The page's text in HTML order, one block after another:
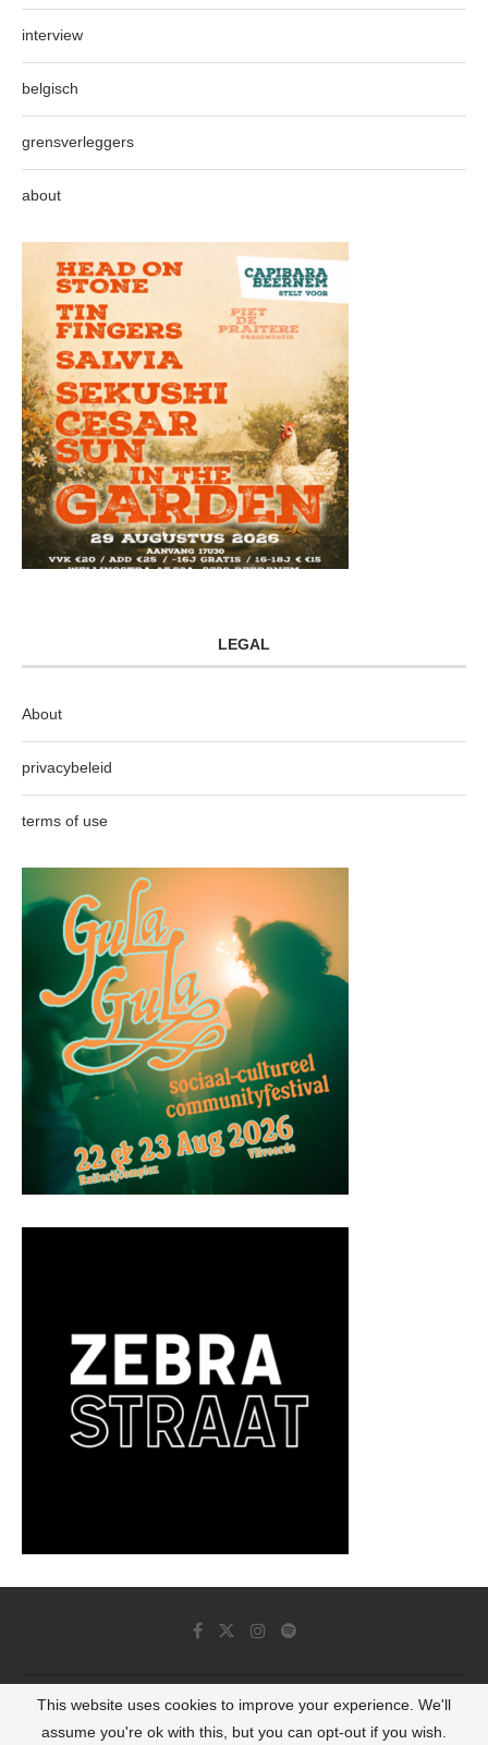
interview
belgisch
grensverleggers
about
LEGAL
About
privacybeleid
terms of use
© 2022 - Luminous Dash All Rights Reserved
This website uses cookies to improve your experience. We'll
assume you're ok with this, but you can opt-out if you wish.